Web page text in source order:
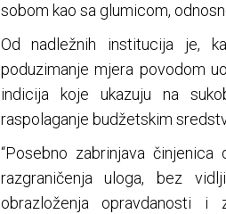
sobom kao sa glumicom,
Od nadležnih institucija je,
poduzimanje mjera povodom
indicija koje ukazuju na
raspolaganje budžetskim
“Posebno zabrinjava
razgraničenja uloga, bez
obrazloženja opravdanosti i